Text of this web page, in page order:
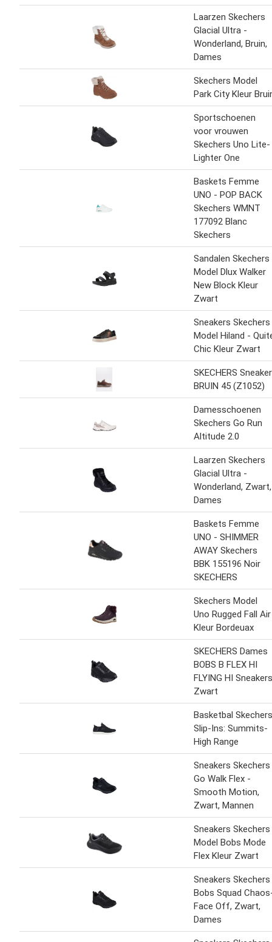
Laarzen Skechers
Glacial Ultra -
Wonderland, Bruin,
Dames
Skechers Model
Park City Kleur
Sportschoenen
voor vrouwen
Skechers Uno Lite-
Lighter One
Baskets Femme
UNO - POP BACK
Skechers WMNT
177092 Blanc
Skechers
Sandalen Skechers
Model Dlux Walker
New Block Kleur
Zwart
Sneakers Skechers
Model Hiland -
Chic Kleur Zwart
SKECHERS Sneaker
BRUIN 45 (Z1052)
Damesschoenen
Skechers Go Run
Altitude 2.0
Laarzen Skechers
Glacial Ultra -
Wonderland, Zwart,
Dames
Baskets Femme
UNO - SHIMMER
AWAY Skechers
BBK 155196 Noir
SKECHERS
Skechers Model
Uno Rugged Fall Air
Kleur Bordeuax
SKECHERS Dames
BOBS B FLEX HI
FLYING HI Sneakers
Zwart
Basketbal Skechers
Slip-Ins: Summits-
High Range
Sneakers Skechers
Go Walk Flex -
Smooth Motion,
Zwart, Mannen
Sneakers Skechers
Model Bobs Mode
Flex Kleur Zwart
Sneakers Skechers
Bobs Squad
Face Off, Zwart,
Dames